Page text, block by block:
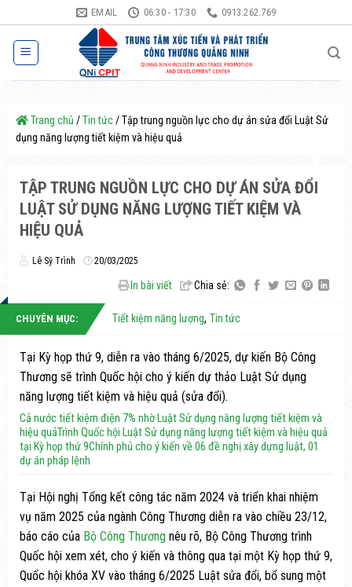
qua
dung
EMAIL 06:30 - 17:30 0913.262.769
Trang chủ /Tin tức/Tập trung nguồn lực cho dự án sửa đổi Luật Sử
dụng năng lượng tiết kiệm và hiệu quả
TẬP TRUNG NGUỒN LỰC CHO DỰ ÁN SỬA ĐỔI
LUẬT SỬ DỤNG NĂNG LƯỢNG TIẾT KIỆM VÀ
HIỆU QUẢ
Lê Sỹ Trình 20/03/2025
In bài viết Chia sẻ:
CHUYÊN MỤC: Tiết kiệm năng lượng, Tin tức
Tại Kỳ họp thứ 9, diễn ra vào tháng 6/2025, dự kiến Bộ Công
Thương sẽ trình Quốc hội cho ý kiến dự thảo Luật Sử dụng
năng lượng tiết kiệm và hiệu quả (sửa đổi).
Cả nước tiết kiệm điện 7% nhờ Luật Sử dụng năng lượng tiết kiệm và
hiệu quảTrình Quốc hội Luật Sử dụng năng lượng tiết kiệm và hiệu quả
tại Kỳ họp thứ 9Chính phủ cho ý kiến về 06 đề nghị xây dựng luật, 01
dự án pháp lệnh
Tại Hội nghị Tổng kết công tác năm 2024 và triển khai nhiệm
vụ năm 2025 của ngành Công Thương diễn ra vào chiều 23/12,
báo cáo của Bộ Công Thương nêu rõ, Bộ Công Thương trình
Quốc hội xem xét, cho ý kiến và thông qua tại một Kỳ họp thứ 9,
Quốc hội khóa XV vào tháng 6/2025 Luật sửa đổi, bổ sung một